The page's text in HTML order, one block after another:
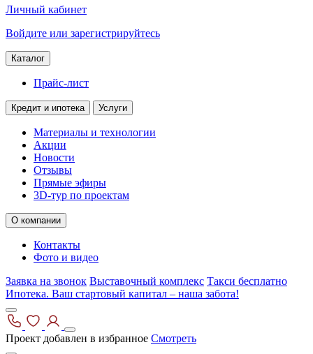
Личный кабинет
Войдите или зарегистрируйтесь
Каталог
Прайс-лист
Кредит и ипотека Услуги
Материалы и технологии
Акции
Новости
Отзывы
Прямые эфиры
3D-тур по проектам
О компании
Контакты
Фото и видео
Заявка на звонок Выставочный комплекс Такси бесплатно
Ипотека. Ваш стартовый капитал – наша забота!
Проект добавлен в избранное Смотреть